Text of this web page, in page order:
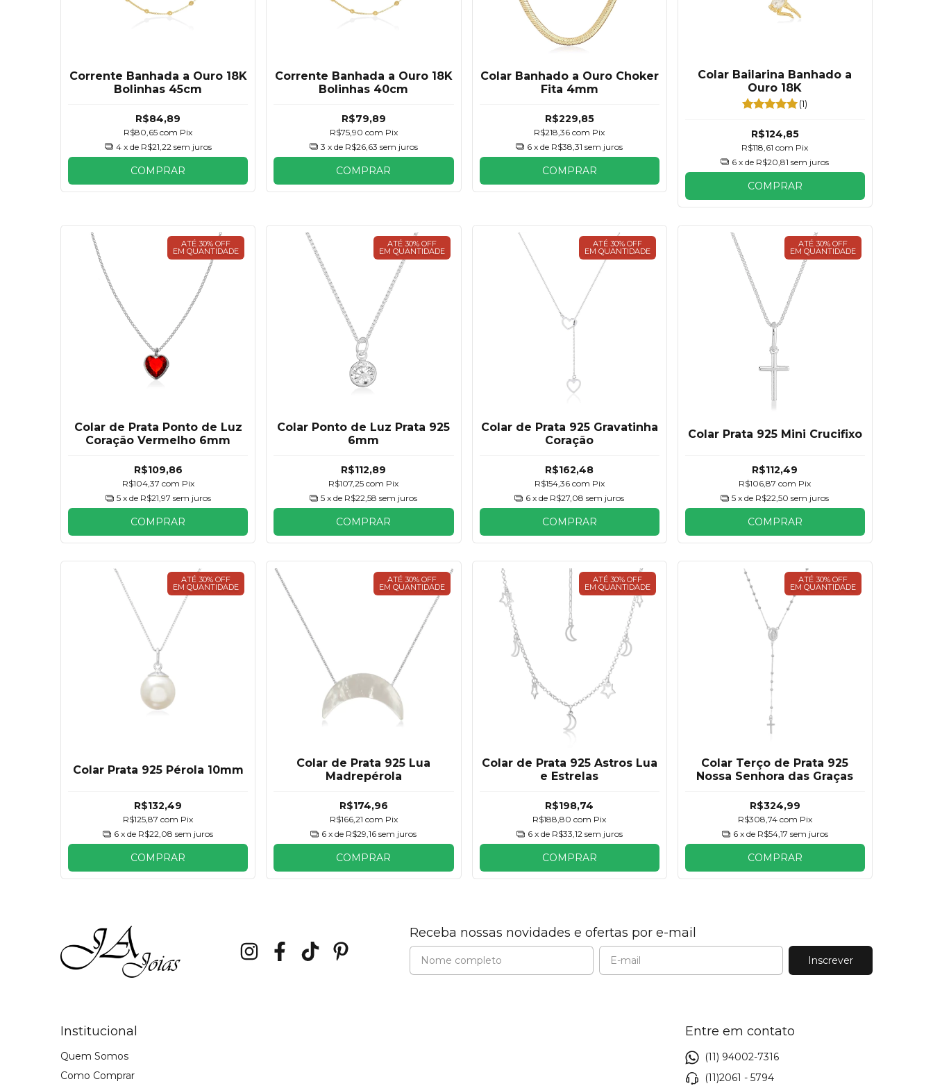
Corrente Banhada a Ouro 18K
Bolinhas 45cm
R$84,89
R$80,65com Pix
4 x de R$21,22 sem juros
COMPRAR
Corrente Banhada a Ouro 18K
Bolinhas 40cm
R$79,89
R$75,90 com Pix
3 x de R$26,63 sem juros
COMPRAR
Colar Banhado a Ouro Choker
Fita 4mm
R$229,85
R$218,36com Pix
6 x de R$38,31 sem juros
COMPRAR
Colar Bailarina Banhado a
Ouro 18K
(1)
R$124,85
R$118,61com Pix
6 x de R$20,81 sem juros
COMPRAR
ATÉ 30% OFF
EM QUANTIDADE
Colar de Prata Ponto de Luz
Coração Vermelho 6mm
R$109,86
R$104,37 com Pix
5 x de R$21,97 sem juros
COMPRAR
ATÉ 30% OFF
EM QUANTIDADE
Colar Ponto de Luz Prata 925
6mm
R$112,89
R$107,25com Pix
5 x de R$22,58 sem juros
COMPRAR
ATÉ 30% OFF
EM QUANTIDADE
Colar de Prata 925 Gravatinha
Coração
R$162,48
R$154,36 com Pix
6 x de R$27,08 sem juros
COMPRAR
ATÉ 30% OFF
EM QUANTIDADE
Colar Prata 925 Mini Crucifixo
R$112,49
R$106,87com Pix
5 x de R$22,50 sem juros
COMPRAR
ATÉ 30% OFF
EM QUANTIDADE
Colar Prata 925 Pérola 10mm
R$132,49
R$125,87com Pix
6 x de R$22,08 sem juros
COMPRAR
ATÉ 30% OFF
EM QUANTIDADE
Colar de Prata 925 Lua
Madrepérola
R$174,96
R$166,21 com Pix
6 x de R$29,16 sem juros
COMPRAR
ATÉ 30% OFF
EM QUANTIDADE
Colar de Prata 925 Astros Lua
e Estrelas
R$198,74
R$188,80com Pix
6 x de R$33,12 sem juros
COMPRAR
ATÉ 30% OFF
EM QUANTIDADE
Colar Terço de Prata 925
Nossa Senhora das Graças
R$324,99
R$308,74 com Pix
6 x de R$54,17 sem juros
COMPRAR
Receba nossas novidades e ofertas por e-mail
Institucional
Quem Somos
Como Comprar
Entre em contato
(11) 94002-7316
(11)2061 - 5794